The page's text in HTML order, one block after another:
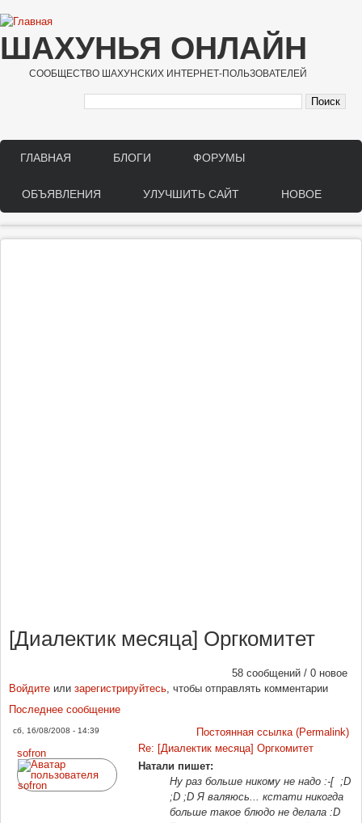
Перейти к основному содержанию
ШАХУНЬЯ ОНЛАЙН
СООБЩЕСТВО ШАХУНСКИХ ИНТЕРНЕТ-ПОЛЬЗОВАТЕЛЕЙ
Main menu
ГЛАВНАЯ БЛОГИ ФОРУМЫ
ОБЪЯВЛЕНИЯ УЛУЧШИТЬ САЙТ НОВОЕ
[Диалектик месяца] Оргкомитет
58 сообщений / 0 новое
Войдите или зарегистрируйтесь, чтобы отправлять комментарии
Последнее сообщение
сб, 16/08/2008 - 14:39
Постоянная ссылка (Permalink)
sofron
Re: [Диалектик месяца] Оргкомитет
Натали пишет:
Ну раз больше никому не надо :-[ ;D
;D ;D Я валяюсь... кстати никогда
больше такое блюдо не делала :D